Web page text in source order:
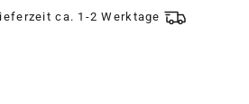
ca. 1-2 Werktage